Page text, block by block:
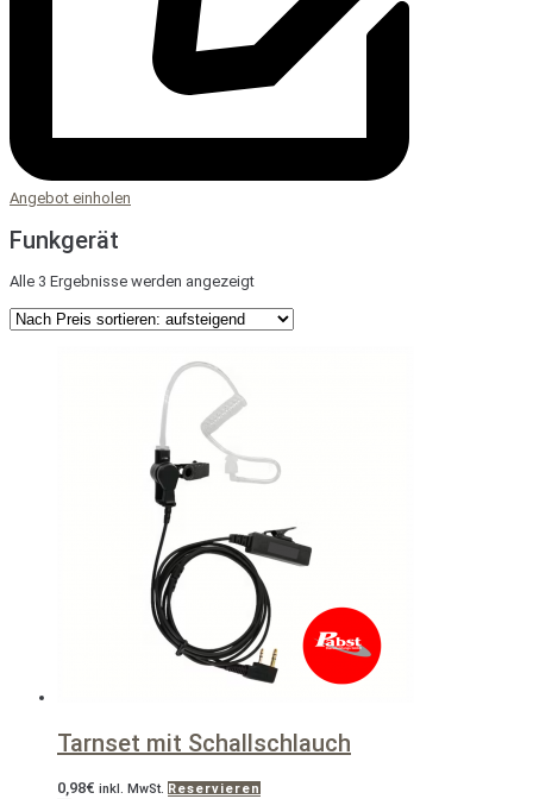
Angebot einholen
Funkgerät
Alle 3 Ergebnisse werden angezeigtNach
sortiert:
Tarnset mit Schallschlauch
0,98€ inkl. MwSt. Reservieren